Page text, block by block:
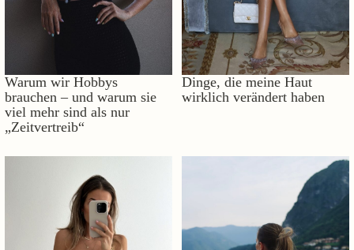
Warum wir Hobbys
brauchen – und warum sie
viel mehr sind als nur
„Zeitvertreib“
Dinge, die meine Haut
wirklich verändert haben